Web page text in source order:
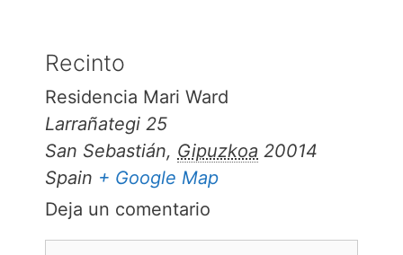
Recinto
Residencia Mari Ward
Larrañategi 25
San Sebastián, Gipuzkoa 20014
Spain + Google Map
Deja un comentario